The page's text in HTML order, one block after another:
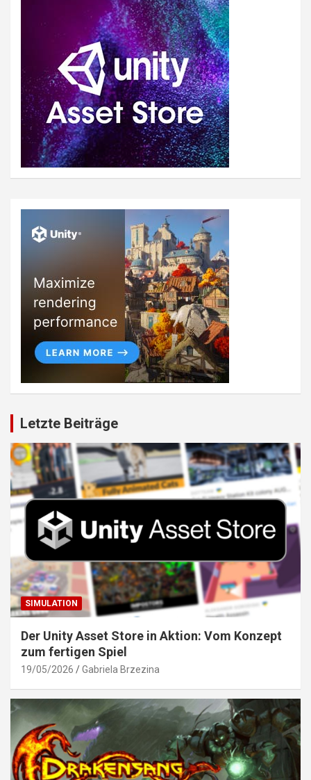
Letzte Beiträge
SIMULATION
Der Unity Asset Store in Aktion: Vom Konzept
zum fertigen Spiel
19/05/2026 Gabriela Brzezina